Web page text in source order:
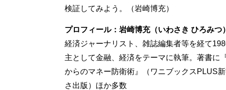
検証してみよう。（岩崎博充）
プロフィール：岩崎博充（いわさき ひろみつ）
経済ジャーナリスト、雑誌編集者等を経て
主として金融、経済をテーマに執筆。著書に
からのマネー防衛術』（ワニブックスPLUS
さ出版）ほか多数